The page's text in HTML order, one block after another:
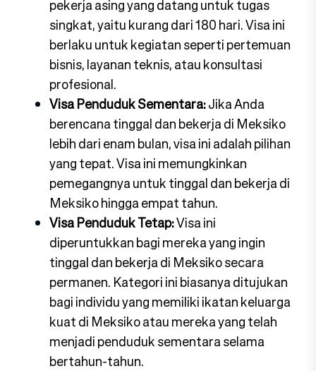
pekerja asing yang datang untuk tugas
singkat, yaitu kurang dari 180 hari. Visa ini
berlaku untuk kegiatan seperti pertemuan
bisnis, layanan teknis, atau konsultasi
profesional.
Visa Penduduk Sementara:Jika Anda
berencana tinggal dan bekerja di Meksiko
lebih dari enam bulan, visa ini adalah pilihan
yang tepat. Visa ini memungkinkan
pemegangnya untuk tinggal dan bekerja di
Meksiko hingga empat tahun.
Visa Penduduk Tetap:Visa ini
diperuntukkan bagi mereka yang ingin
tinggal dan bekerja di Meksiko secara
permanen. Kategori ini biasanya ditujukan
bagi individu yang memiliki ikatan keluarga
kuat di Meksiko atau mereka yang telah
menjadi penduduk sementara selama
bertahun-tahun.